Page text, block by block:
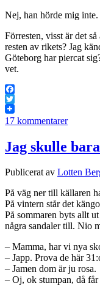
Nej, han hörde mig inte.
Förresten, visst är det
resten av rikets? Jag
Göteborg har piercat
vet.
Facebook
Twitter
17 kommentarer
Jag skulle
Publicerat av Lotten
På väg ner till källaren
På vintern står det
På sommaren byts allt
några sandaler till. Nio
– Mamma, har vi nya
– Japp. Prova de här
– Jamen dom är ju rosa.
– Oj, ok stumpan, då